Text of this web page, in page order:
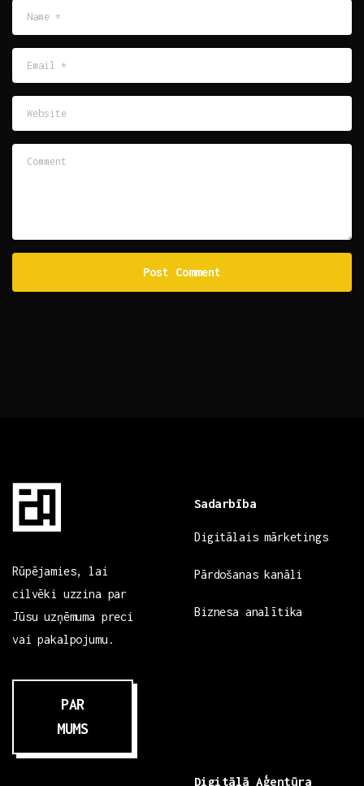
*
Website
Rūpējamies, lai
cilvēki uzzina par
Jūsu uzņēmuma preci
vai pakalpojumu.
PAR
MUMS
Sadarbība
Digitālais mārketings
Pārdošanas kanāli
Biznesa analītika
Digitālā Aģentūra